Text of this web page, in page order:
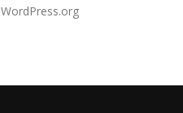
WordPress.org